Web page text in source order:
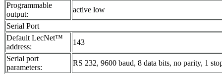
Programmable
output:
active low
Serial Port
Default LecNet™
address:
143
Serial port
parameters:
RS 232, 9600 baud, 8 data bits, no parity, 1